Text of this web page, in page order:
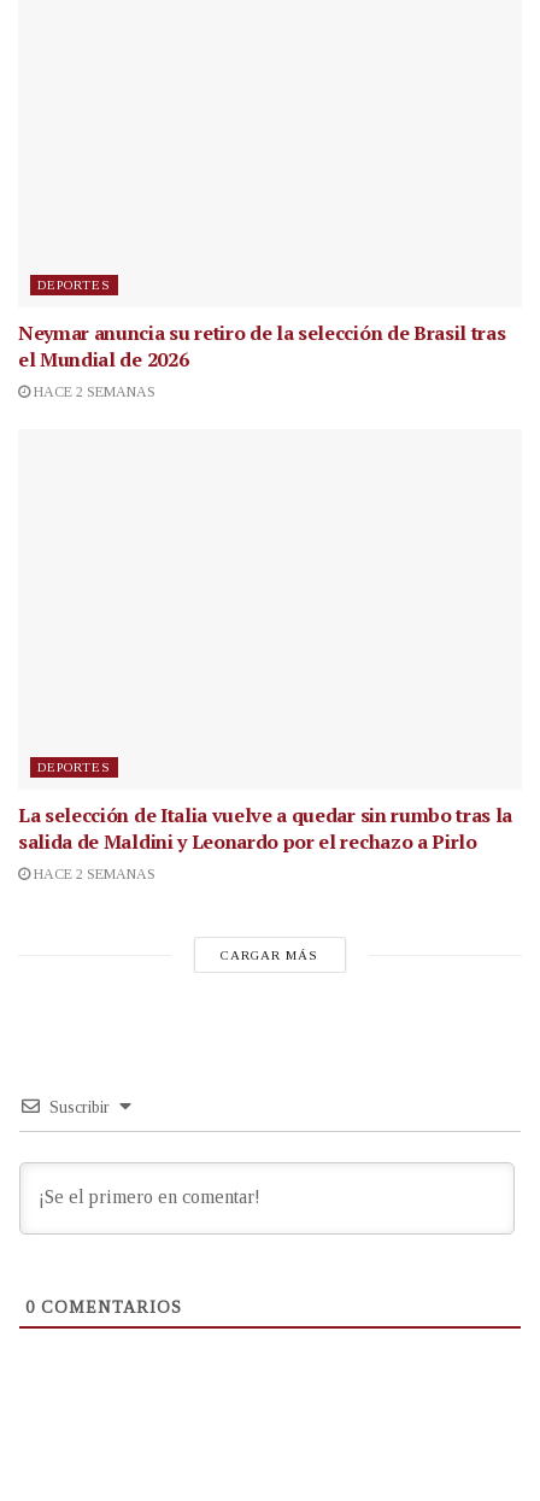
DEPORTES
Neymar anuncia su retiro de la selección de Brasil tras
el Mundial de 2026
HACE 2 SEMANAS
DEPORTES
La selección de Italia vuelve a quedar sin rumbo tras la
salida de Maldini y Leonardo por el rechazo a Pirlo
HACE 2 SEMANAS
CARGAR MÁS
Suscribir
0 COMENTARIOS